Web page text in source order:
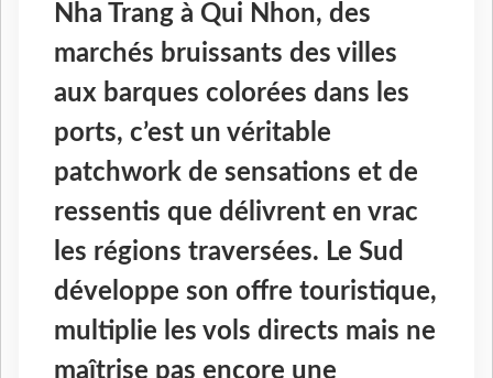
Nha Trang à Qui Nhon, des
marchés bruissants des villes
aux barques colorées dans les
ports, c’est un véritable
patchwork de sensations et de
ressentis que délivrent en vrac
les régions traversées. Le Sud
développe son offre touristique,
multiplie les vols directs mais ne
maîtrise pas encore une